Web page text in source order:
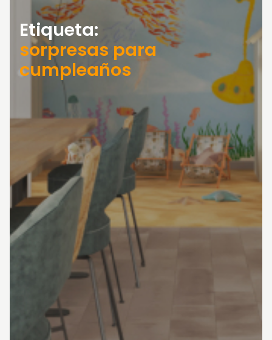
Etiqueta:
sorpresas para
cumpleaños